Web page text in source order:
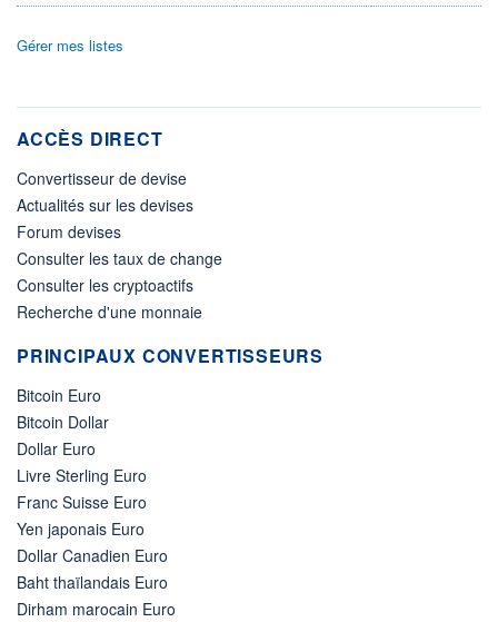
Gérer mes listes
ACCÈS DIRECT
Convertisseur de devise
Actualités sur les devises
Forum devises
Consulter les taux de change
Consulter les cryptoactifs
Recherche d'une monnaie
PRINCIPAUX CONVERTISSEURS
Bitcoin Euro
Bitcoin Dollar
Dollar Euro
Livre Sterling Euro
Franc Suisse Euro
Yen japonais Euro
Dollar Canadien Euro
Baht thaïlandais Euro
Dirham marocain Euro